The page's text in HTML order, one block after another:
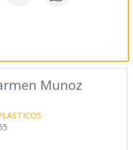
Munoz